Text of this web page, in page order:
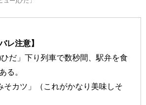
レ注意】
だ」下り列車で数秒間、駅弁を食
る。
そカツ」（これがかなり美味しそ